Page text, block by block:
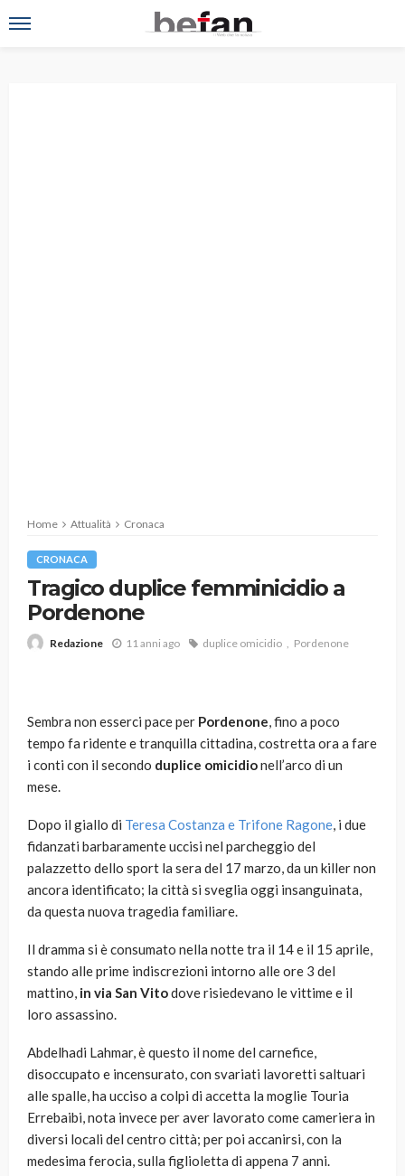
Home Attualità Cronaca
CRONACA
Tragico duplice femminicidio a
Pordenone
Redazione 11 anni ago duplice omicidio Pordenone
Sembra non esserci pace per Pordenone, fino a poco
tempo fa ridente e tranquilla cittadina, costretta ora a fare
i conti con il secondo duplice omicidionell’arco di un
mese.
Dopo il giallo di Teresa Costanza e Trifone Ragone, i due
fidanzati barbaramente uccisi nel parcheggio del
palazzetto dello sport la sera del 17 marzo, da un killer non
ancora identificato; la città si sveglia oggi insanguinata,
da questa nuova tragedia familiare.
Il dramma si è consumato nella notte tra il 14 e il 15 aprile,
stando alle prime indiscrezioni intorno alle ore 3 del
mattino, in via San Vitodove risiedevano le vittime e il
loro assassino.
Abdelhadi Lahmar, è questo il nome del carnefice,
disoccupato e incensurato, con svariati lavoretti saltuari
alle spalle, ha ucciso a colpi di accetta la moglie Touria
Errebaibi, nota invece per aver lavorato come cameriera in
diversi locali del centro città; per poi accanirsi, con la
medesima ferocia, sulla figlioletta di appena 7 anni.